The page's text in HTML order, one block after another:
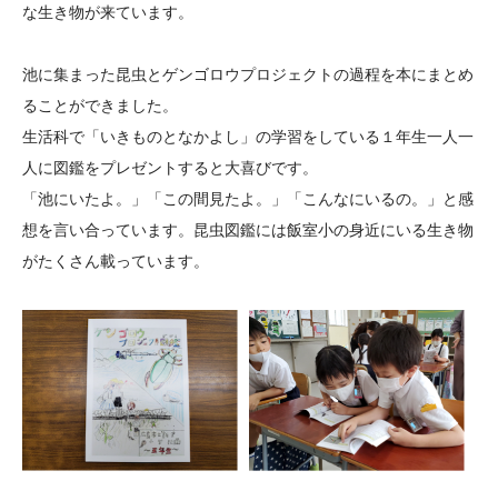
科学教育振興助成・
次世代理系人材育成プ
ログラム助成
アクセス
サイトマップ 中谷財団アーカイブ
日本語 English
な生き物が来ています。
池に集まった昆虫とゲンゴロウプロジェクトの過程を本にまとめ
ることができました。
生活科で「いきものとなかよし」の学習をしている１年生一人一
人に図鑑をプレゼントすると大喜びです。
「池にいたよ。」「この間見たよ。」「こんなにいるの。」と感
想を言い合っています。昆虫図鑑には飯室小の身近にいる生き物
がたくさん載っています。